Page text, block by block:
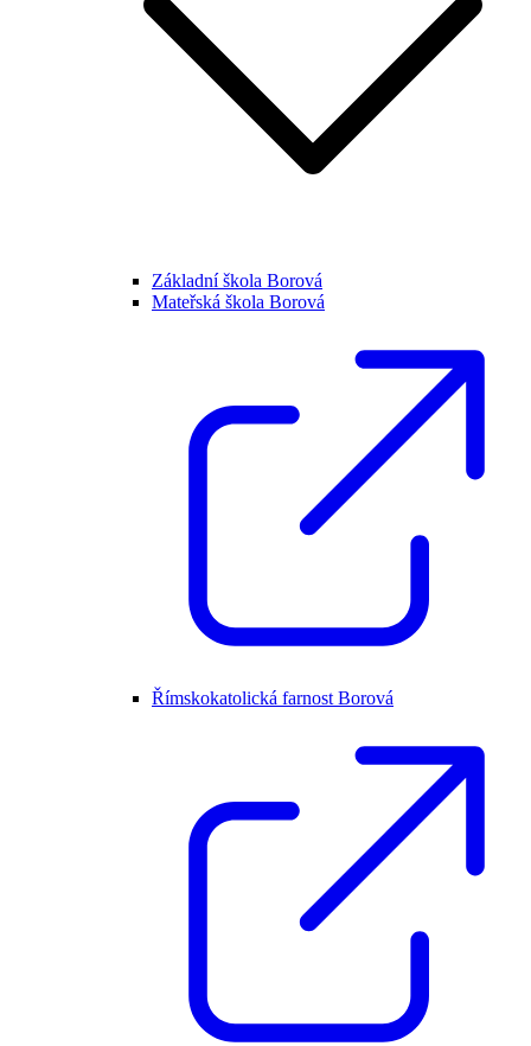
Základní škola Borová
Mateřská škola Borová
Římskokatolická farnost Borová